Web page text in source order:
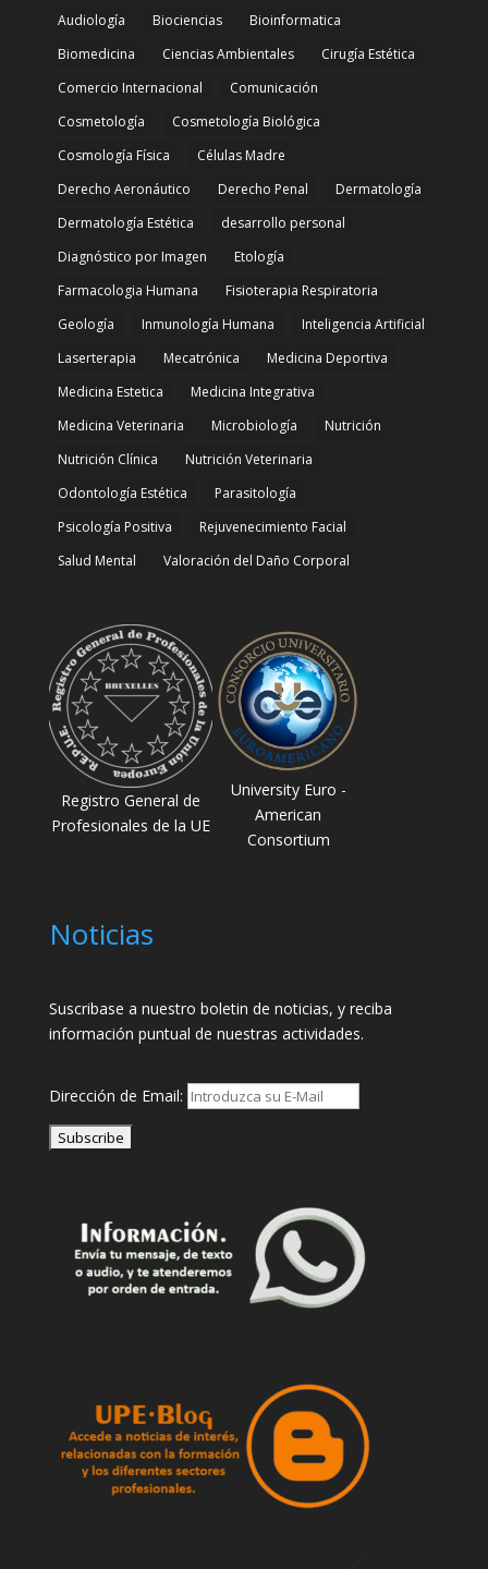
Audiología
Biociencias
Bioinformatica
Biomedicina
Ciencias Ambientales
Cirugía Estética
Comercio Internacional
Comunicación
Cosmetología
Cosmetología Biológica
Cosmología Física
Células Madre
Derecho Aeronáutico
Derecho Penal
Dermatología
Dermatología Estética
desarrollo personal
Diagnóstico por Imagen
Etología
Farmacologia Humana
Fisioterapia Respiratoria
Geología
Inmunología Humana
Inteligencia Artificial
Laserterapia
Mecatrónica
Medicina Deportiva
Medicina Estetica
Medicina Integrativa
Medicina Veterinaria
Microbiología
Nutrición
Nutrición Clínica
Nutrición Veterinaria
Odontología Estética
Parasitología
Psicología Positiva
Rejuvenecimiento Facial
Salud Mental
Valoración del Daño Corporal
Registro General de
Profesionales de la UE
University Euro -
American
Consortium
Noticias
Suscribase a nuestro boletin de noticias, y reciba
información puntual de nuestras actividades.
Dirección de Email: